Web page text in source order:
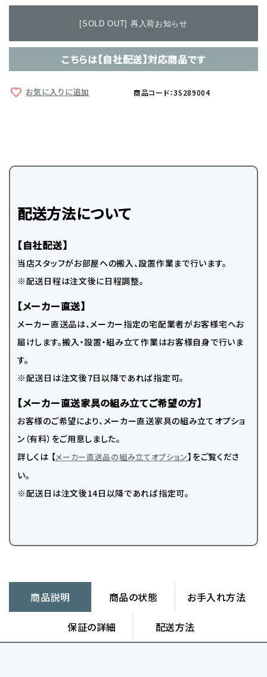
[SOLD OUT] 再入荷お知らせ
こちらは【自社配送】対応商品です
お気に入りに追加 商品コード：3S289004
配送方法について
【自社配送】
当店スタッフがお部屋への搬入、設置作業まで行います。
※配送日程は注文後に日程調整。
【メーカー直送】
メーカー直送品は、メーカー指定の宅配業者がお客様宅へお
届けします。搬入・設置・組み立て作業はお客様自身で行いま
す。
※配送日は注文後7日以降であれば指定可。
【メーカー直送家具の組み立てご希望の方】
お客様のご希望により、メーカー直送家具の組み立てオプショ
ン（有料）をご用意しました。
詳しくは 【メーカー直送品の組み立てオプション】をご覧くださ
い。
※配送日は注文後14日以降であれば指定可。
商品説明 商品の状態 お手入れ方法
保証の詳細 配送方法